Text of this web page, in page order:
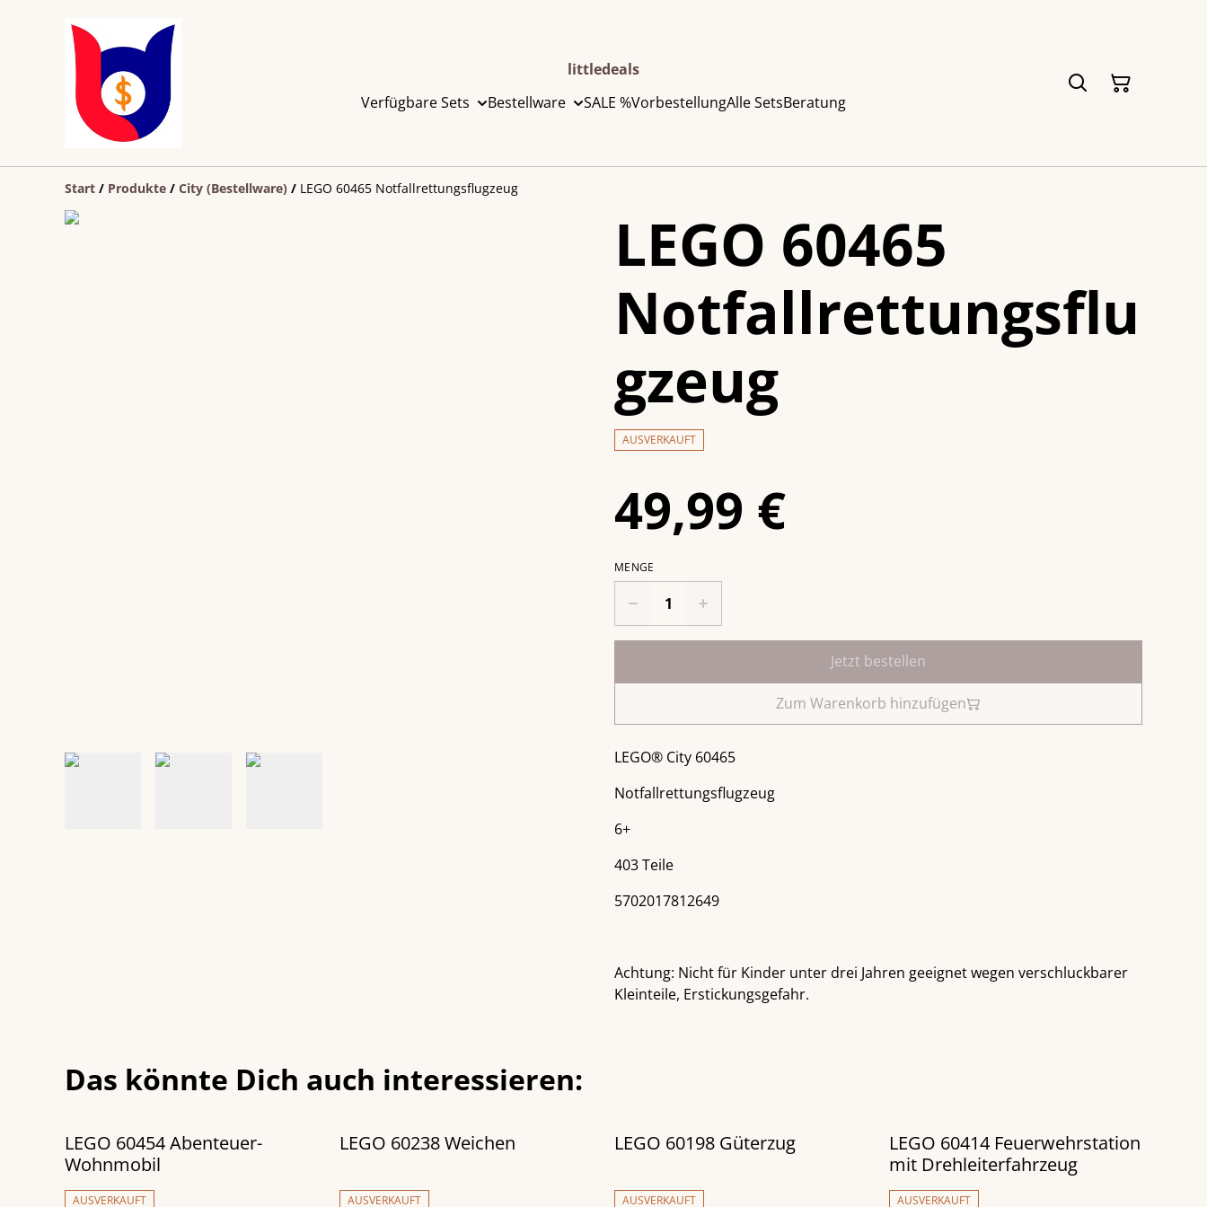
littledeals
Verfügbare Sets
Bestellware SALE %VorbestellungAlle SetsBeratung
Start / Produkte / City (Bestellware) / LEGO 60465 Notfallrettungsflugzeug
LEGO 60465
Notfallrettungsflu
gzeug
AUSVERKAUFT
49,99 €
MENGE
Jetzt bestellen
Zum Warenkorb hinzufügen
LEGO® City 60465
Notfallrettungsflugzeug
6+
403 Teile
5702017812649
Achtung: Nicht für Kinder unter drei Jahren geeignet wegen verschluckbarer
Kleinteile, Erstickungsgefahr.
Das könnte Dich auch interessieren:
LEGO 60454 Abenteuer-
Wohnmobil
AUSVERKAUFT
LEGO 60238 Weichen
AUSVERKAUFT
LEGO 60198 Güterzug
AUSVERKAUFT
LEGO 60414 Feuerwehrstation
mit Drehleiterfahrzeug
AUSVERKAUFT